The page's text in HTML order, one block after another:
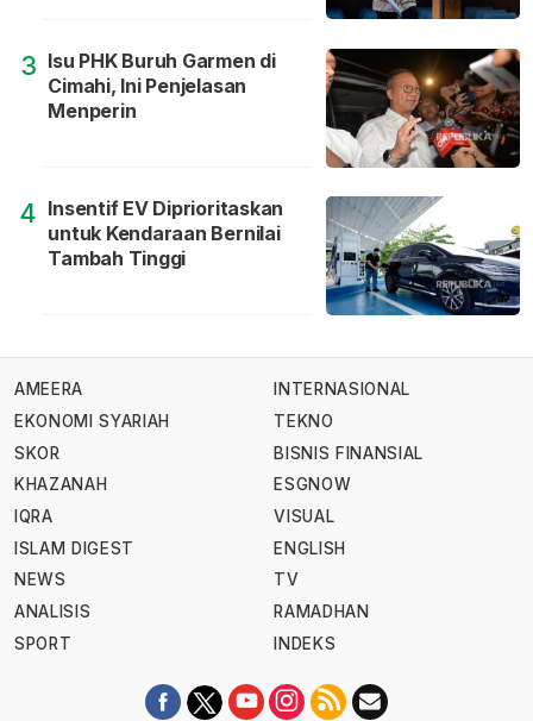
3 Isu PHK Buruh Garmen di
Cimahi, Ini Penjelasan
Menperin
4 Insentif EV Diprioritaskan
untuk Kendaraan Bernilai
Tambah Tinggi
AMEERA
EKONOMI SYARIAH
SKOR
KHAZANAH
IQRA
ISLAM DIGEST
NEWS
ANALISIS
SPORT
INTERNASIONAL
TEKNO
BISNIS FINANSIAL
ESGNOW
VISUAL
ENGLISH
TV
RAMADHAN
INDEKS